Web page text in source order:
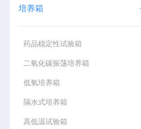
培养箱
药品稳定性试验箱
二氧化碳振荡培养箱
低氧培养箱
隔水式培养箱
高低温试验箱